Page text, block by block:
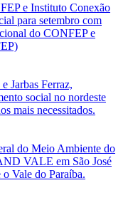
e Instituto Conexão
para setembro com
do CONFEP e
Jarbas Ferraz,
social no nordeste
mais necessitados.
do Meio Ambiente do
VALE em São José
o Vale do Paraíba.